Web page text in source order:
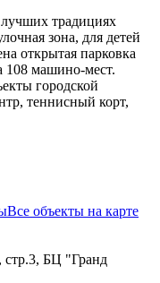
традициях
зона, для детей
открытая парковка
108 машино-мест.
городской
теннисный корт,
Все объекты на карте
стр.3, БЦ "Гранд